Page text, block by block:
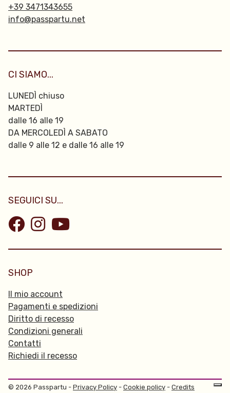
+39 3471343655
info@passpartu.net
CI SIAMO...
LUNEDÌ chiuso
MARTEDÌ
dalle 16 alle 19
DA MERCOLEDÌ A SABATO
dalle 9 alle 12 e dalle 16 alle 19
SEGUICI SU...
SHOP
Il mio account
Pagamenti e spedizioni
Diritto di recesso
Condizioni generali
Contatti
Richiedi il recesso
© 2026 Passpartu - Privacy Policy - Cookie policy - Credits